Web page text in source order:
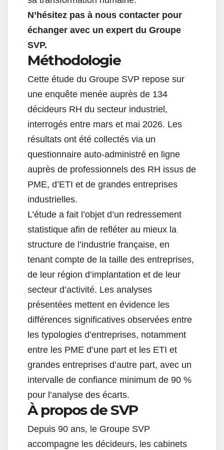
N’hésitez pas à nous contacter pour
échanger avec un expert du Groupe
SVP.
Méthodologie
Cette étude du Groupe SVP repose sur
une enquête menée auprès de 134
décideurs RH du secteur industriel,
interrogés entre mars et mai 2026. Les
résultats ont été collectés via un
questionnaire auto-administré en ligne
auprès de professionnels des RH issus de
PME, d’ETI et de grandes entreprises
industrielles.
L’étude a fait l’objet d’un redressement
statistique afin de refléter au mieux la
structure de l’industrie française, en
tenant compte de la taille des entreprises,
de leur région d’implantation et de leur
secteur d’activité. Les analyses
présentées mettent en évidence les
différences significatives observées entre
les typologies d’entreprises, notamment
entre les PME d’une part et les ETI et
grandes entreprises d’autre part, avec un
intervalle de confiance minimum de 90 %
pour l’analyse des écarts.
À propos de SVP
Depuis 90 ans, le Groupe SVP
accompagne les décideurs, les cabinets